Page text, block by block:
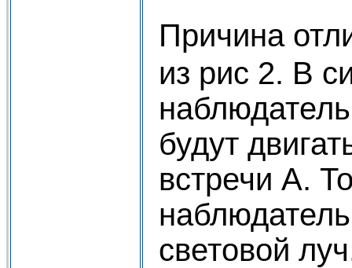
Причина
из рис 2. В
будут
встречи А.
световой